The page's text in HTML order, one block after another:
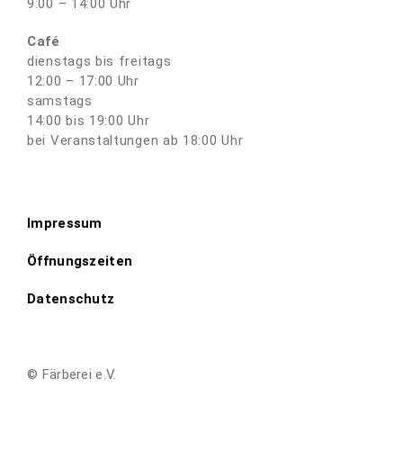
9:00 – 14:00 Uhr
Café
dienstags bis freitags
12:00 – 17:00 Uhr
samstags
14:00 bis 19:00 Uhr
bei Veranstaltungen ab 18:00 Uhr
Impressum
Öffnungszeiten
Datenschutz
© Färberei e.V.